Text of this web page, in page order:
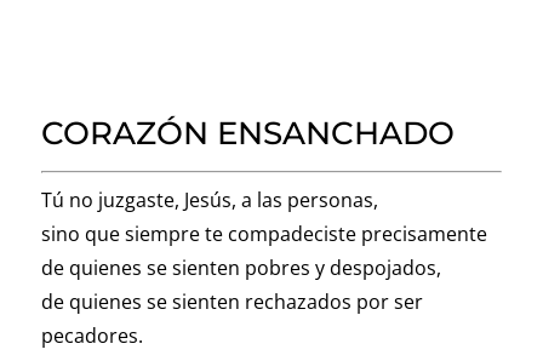
CORAZÓN ENSANCHADO
Tú no juzgaste, Jesús, a las personas,
sino que siempre te compadeciste precisamente
de quienes se sienten pobres y despojados,
de quienes se sienten rechazados por ser
pecadores.